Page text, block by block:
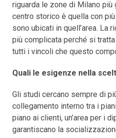
riguarda le zone di Milano più
centro storico è quella con
sono ubicati in quell’area. La
più complicata perché si
tutti i vincoli che questo
Quali le esigenze nella
Gli studi cercano sempre di
collegamento interno tra i
piano ai clienti, un’area per i
garantiscano la